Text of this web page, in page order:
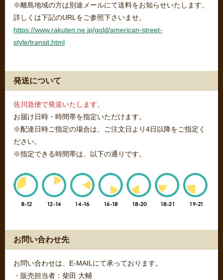
※離島地域の方は別途メールにて送料をお知らせいたします。
詳しくは下記のURLをご参照下さいませ。
https://www.rakuten.ne.jp/gold/american-street-
style/transit.html
発送について
佐川急便で発送いたします。
お届け日時・時間帯を指定いただけます。
※配達日時ご指定の場合は、ご注文日より4日以降をご指定く
ださい。
※指定できる時間帯は、以下の通りです。
お問い合わせ先
お問い合わせは、E-MAILにて承っております。
・販売担当者：柴田 大輔